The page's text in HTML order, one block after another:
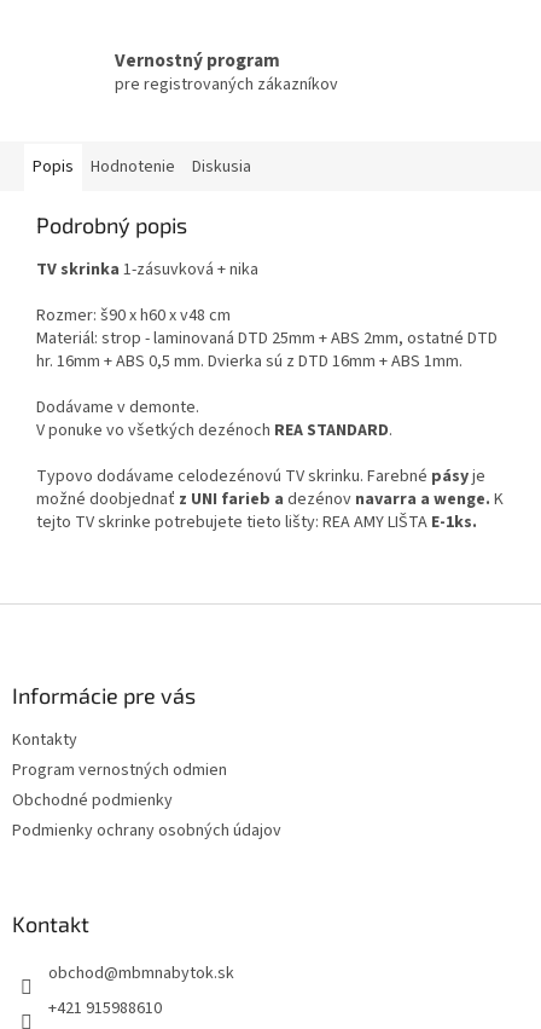
Vernostný program
pre registrovaných zákazníkov
Popis Hodnotenie Diskusia
Podrobný popis
TV skrinka 1-zásuvková + nika
Rozmer: š90 x h60 x v48 cm
Materiál: strop - laminovaná DTD 25mm + ABS 2mm, ostatné DTD
hr. 16mm + ABS 0,5 mm. Dvierka sú z DTD 16mm + ABS 1mm.
Dodávame v demonte.
V ponuke vo všetkých dezénoch REA STANDARD.
Typovo dodávame celodezénovú TV skrinku. Farebné pásyje
možné doobjednať z UNI farieb a dezénov navarra a wenge. K
tejto TV skrinke potrebujete tieto lišty: REA AMY LIŠTA E-1ks.
Informácie pre vás
Kontakty
Program vernostných odmien
Obchodné podmienky
Podmienky ochrany osobných údajov
Kontakt
obchod@mbmnabytok.sk
+421 915988610